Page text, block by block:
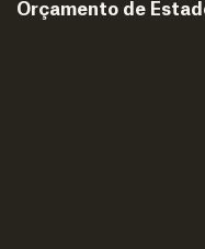
Orçamento de